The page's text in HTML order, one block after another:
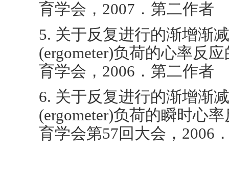
育学会，2007．第二作者
5. 关于反复进行的渐增渐
(ergometer)负荷的心率反
育学会，2006．第二作者
6. 关于反复进行的渐增渐
(ergometer)负荷的瞬时心
育学会第57回大会，2006